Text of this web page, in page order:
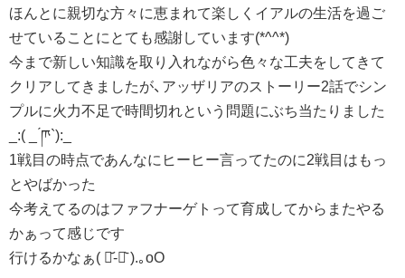
ほんとに親切な方々に恵まれて楽しくイアルの生活を過ご
せていることにとても感謝しています(*^^*)
今まで新しい知識を取り入れながら色々な工夫をしてきて
クリアしてきましたが、アッザリアのストーリー2話でシン
プルに火力不足で時間切れという問題にぶち当たりました
_:( _ ́ཫ`):_
1戦目の時点であんなにヒーヒー言ってたのに2戦目はもっ
とやばかった
今考えてるのはファフナーゲトって育成してからまたやる
かぁって感じです
行けるかなぁ( ･᷄-･᷅ ).｡oO